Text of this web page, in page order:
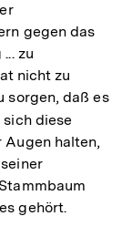
gegen das
zu
nicht zu
sorgen, daß es
sich diese
Augen halten,
gehört.